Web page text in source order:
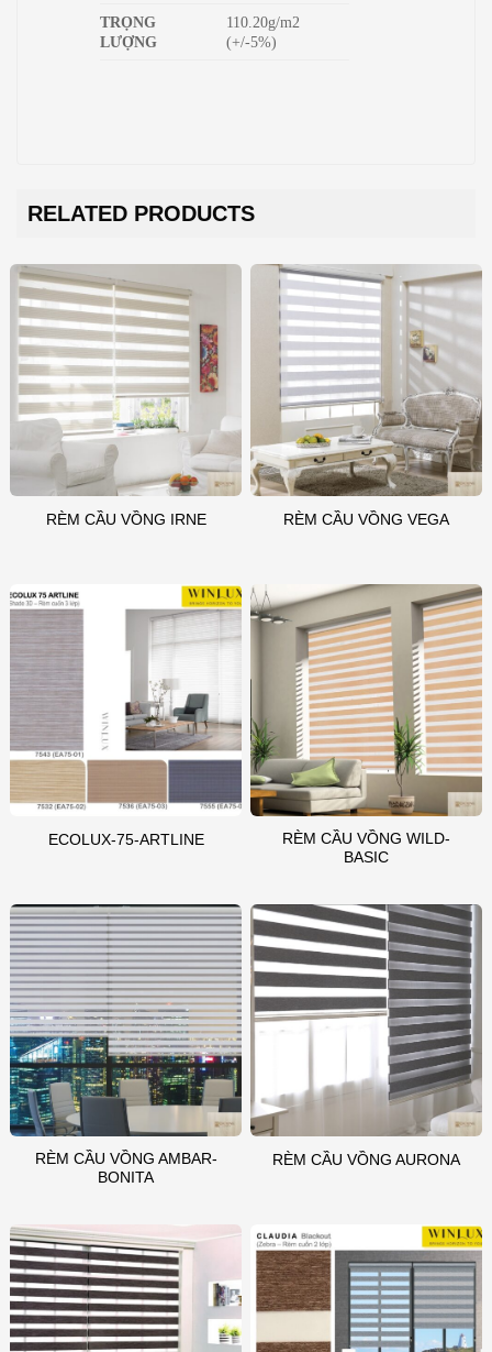
TRỌNG
LƯỢNG
110.20g/m2
(+/-5%)
RELATED PRODUCTS
RÈM CẦU VỒNG IRNE RÈM CẦU VỒNG VEGA
ECOLUX-75-ARTLINE
RÈM CẦU VỒNG WILD-
BASIC
RÈM CẦU VỒNG AMBAR-
BONITA
RÈM CẦU VỒNG AURONA